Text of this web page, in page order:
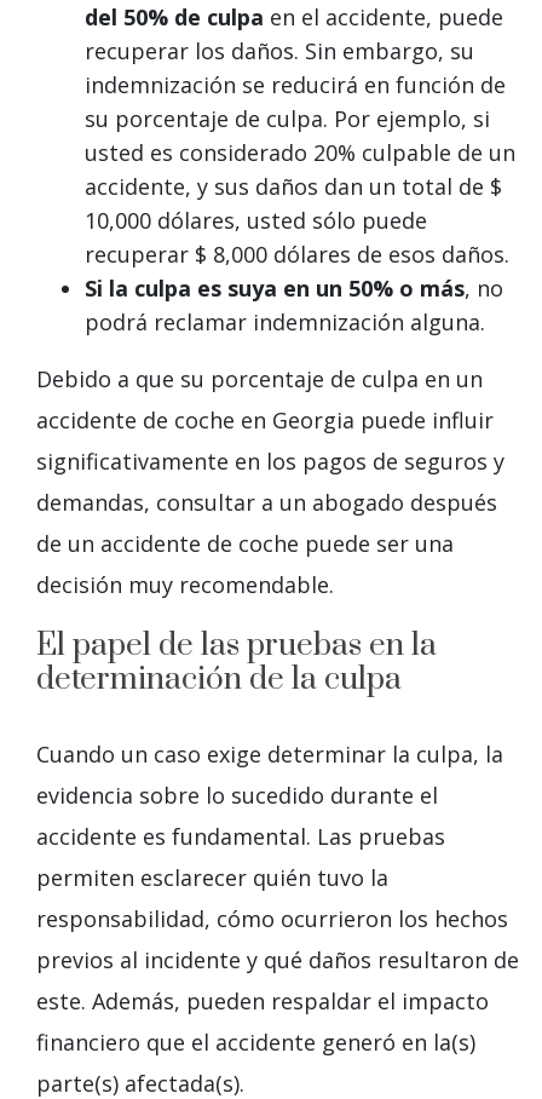
del 50% de culpa en el accidente, puede
recuperar los daños. Sin embargo, su
indemnización se reducirá en función de
su porcentaje de culpa. Por ejemplo, si
usted es considerado 20% culpable de un
accidente, y sus daños dan un total de $
10,000 dólares, usted sólo puede
recuperar $ 8,000 dólares de esos daños.
Si la culpa es suya en un 50% o más, no
podrá reclamar indemnización alguna.
Debido a que su porcentaje de culpa en un
accidente de coche en Georgia puede influir
significativamente en los pagos de seguros y
demandas, consultar a un abogado después
de un accidente de coche puede ser una
decisión muy recomendable.
El papel de las pruebas en la
determinación de la culpa
Cuando un caso exige determinar la culpa, la
evidencia sobre lo sucedido durante el
accidente es fundamental. Las pruebas
permiten esclarecer quién tuvo la
responsabilidad, cómo ocurrieron los hechos
previos al incidente y qué daños resultaron de
este. Además, pueden respaldar el impacto
financiero que el accidente generó en la(s)
parte(s) afectada(s).